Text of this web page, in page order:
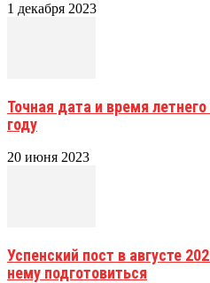
1 декабря 2023
Точная дата и время
году
20 июня 2023
Успенский пост в августе
нему подготовиться